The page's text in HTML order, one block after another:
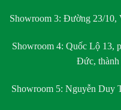
Showroom 3: Đường 23/10,
Showroom 4: Quốc Lộ 13,
Đức,
Showroom 5: Nguyễn Duy